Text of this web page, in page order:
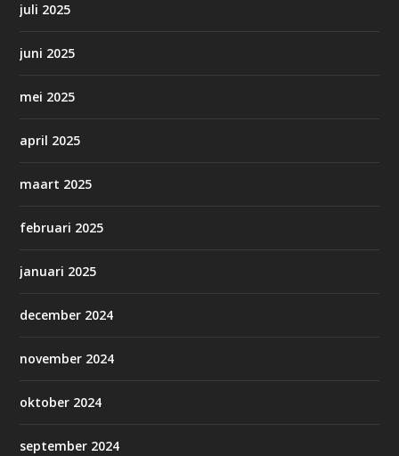
juli 2025
juni 2025
mei 2025
april 2025
maart 2025
februari 2025
januari 2025
december 2024
november 2024
oktober 2024
september 2024